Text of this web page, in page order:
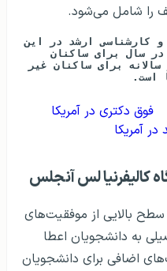
شهریه اکثر برنامه‌های دکتری و کارشناسی ارشد در این
است.
فوق دکتری در آمریکا
آمریکا
کالیفرنیا لس آنجلس
بالایی از موفقیت‌های
به دانشجویان اعطا
اضافی برای دانشجویان